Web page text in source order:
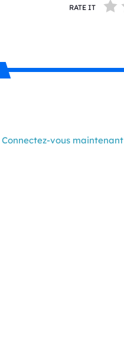
RATE IT
Connectez-vous maintenant